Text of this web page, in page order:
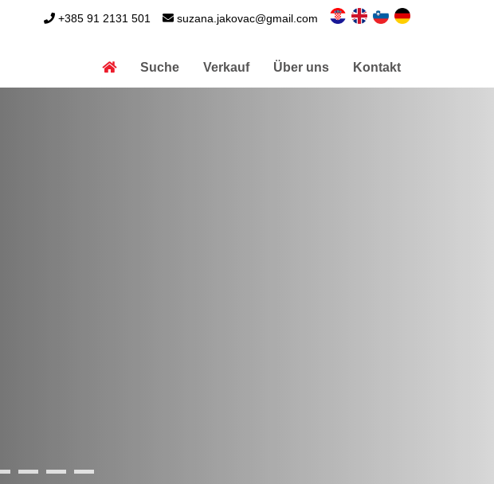
+385 91 2131 501 suzana.jakovac@gmail.com
Suche Verkauf Über uns Kontakt